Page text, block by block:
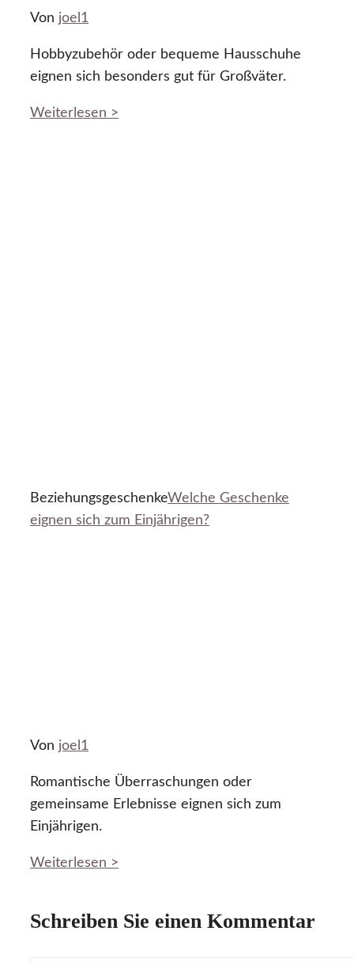
Von joel1
Hobbyzubehör oder bequeme Hausschuhe
eignen sich besonders gut für Großväter.
Weiterlesen >
BeziehungsgeschenkeWelche Geschenke
eignen sich zum Einjährigen?
Von joel1
Romantische Überraschungen oder
gemeinsame Erlebnisse eignen sich zum
Einjährigen.
Weiterlesen >
Schreiben Sie einen Kommentar